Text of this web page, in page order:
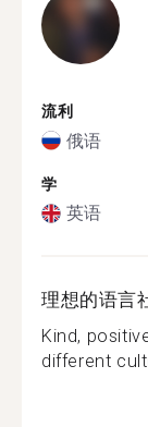
流利
俄语
学
英语
理想的语言
Kind,
different